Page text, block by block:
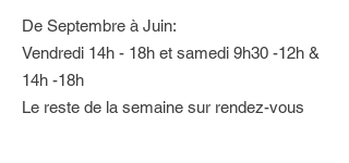
De Septembre à Juin:
Vendredi 14h - 18h et samedi 9h30 -12h &
14h -18h
Le reste de la semaine sur rendez-vous